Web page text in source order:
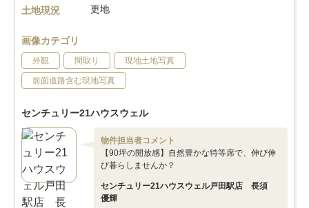
土地現況
更地
画像カテゴリ
外観 間取り 現地土地写真
前面道路含む現地写真
センチュリー21ハウスウェル
物件担当者コメント
【90坪の開放感】自然豊かな特等席で、伸び伸
び暮らしませんか？
センチュリー21ハウスウェル戸田駅店 長須
優輝